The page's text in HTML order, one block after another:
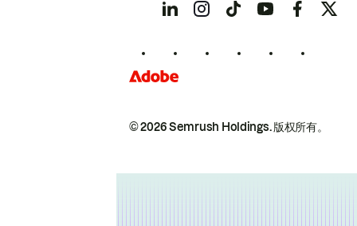
© 2026 Semrush Holdings.版权所有。